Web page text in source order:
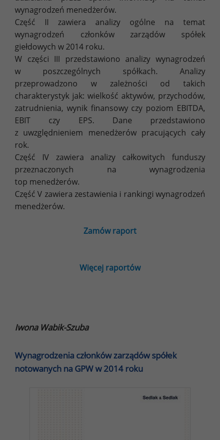
wynagrodzeń menedżerów.
Część II zawiera analizy ogólne na temat
wynagrodzeń członków zarządów spółek
giełdowych w 2014 roku.
W części III przedstawiono analizy wynagrodzeń
w poszczególnych spółkach. Analizy
przeprowadzono w zależności od takich
charakterystyk jak: wielkość aktywów, przychodów,
zatrudnienia, wynik finansowy czy poziom EBITDA,
EBIT czy EPS. Dane przedstawiono
z uwzględnieniem menedżerów pracujących cały
rok.
Część IV zawiera analizy całkowitych funduszy
przeznaczonych na wynagrodzenia
top menedżerów.
Część V zawiera zestawienia i rankingi wynagrodzeń
menedżerów.
Zamów raport
Więcej raportów
Iwona Wabik-Szuba
Wynagrodzenia członków zarządów spółek
notowanych na GPW w 2014 roku